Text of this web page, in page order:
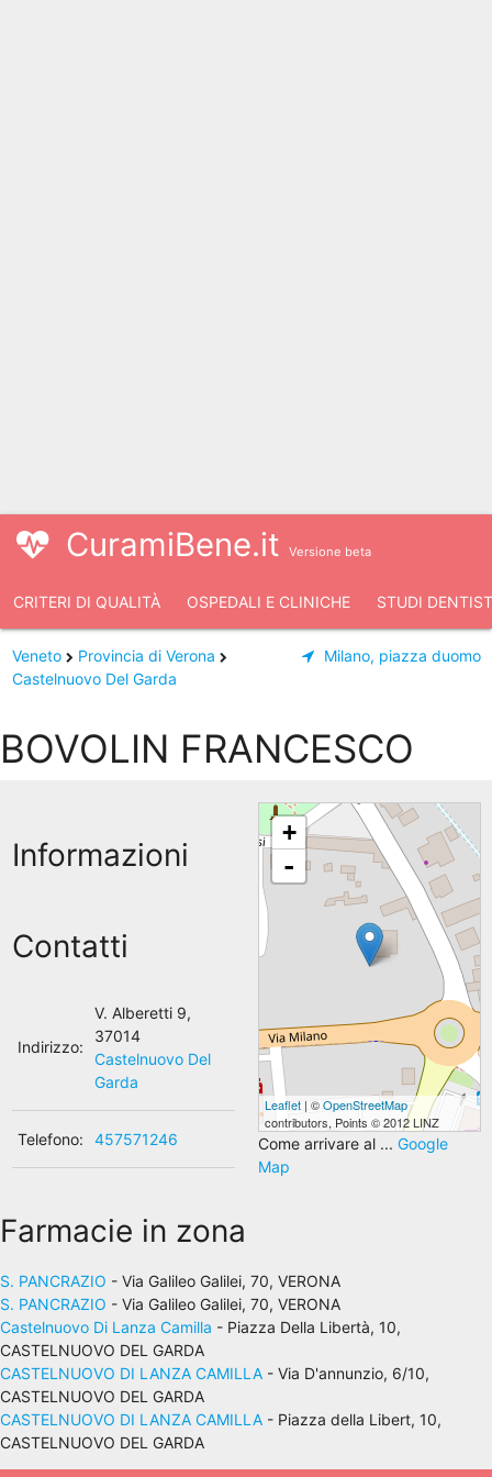
CuramiBene.it Versione beta
CRITERI DI QUALITÀ OSPEDALI E CLINICHE STUDI
Veneto
Provincia di Verona
Castelnuovo Del Garda
Milano, piazza duomo
BOVOLIN FRANCESCO
Informazioni
Contatti
Indirizzo:
V. Alberetti 9,
37014
Castelnuovo Del
Garda
Telefono: 457571246
+
-
Leaflet| ©OpenStreetMap
contributors, Points © 2012 LINZ
Come arrivare al ... Google
Map
Farmacie in zona
S. PANCRAZIO - Via Galileo Galilei, 70, VERONA
S. PANCRAZIO - Via Galileo Galilei, 70, VERONA
Castelnuovo Di Lanza Camilla - Piazza Della Libertà, 10,
CASTELNUOVO DEL GARDA
CASTELNUOVO DI LANZA CAMILLA - Via D'annunzio, 6/10,
CASTELNUOVO DEL GARDA
CASTELNUOVO DI LANZA CAMILLA - Piazza della Libert, 10,
CASTELNUOVO DEL GARDA